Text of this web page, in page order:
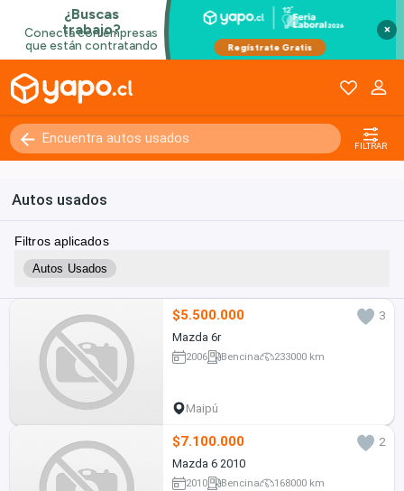
×
FILTRAR
Autos usados
Filtros aplicados
Autos Usados
$5.500.000
3
Mazda 6r
2006 Bencina 233000 km
Maipú
$7.100.000
2
Mazda 6 2010
2010 Bencina 168000 km